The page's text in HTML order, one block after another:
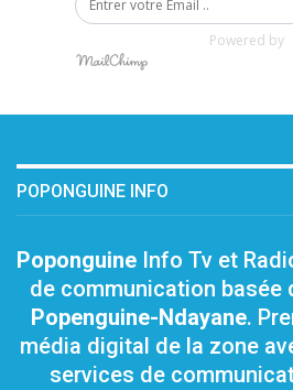
Powered by
POPONGUINE INFO
Poponguine Info Tv et
de communication basée
Popenguine-Ndayane.
média digital de la zone
services de